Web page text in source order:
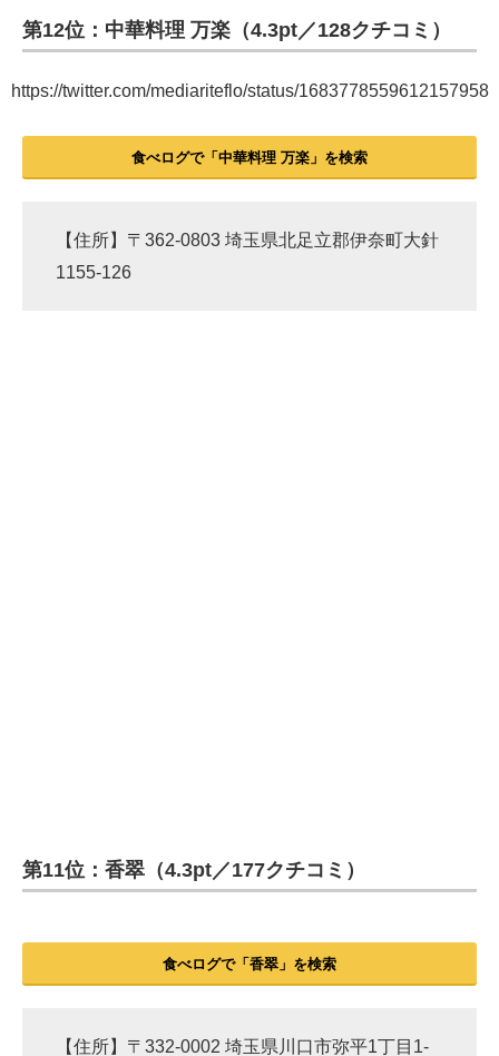
第12位：中華料理 万楽（4.3pt／128クチコミ）
https://twitter.com/mediariteflo/status/1683778559612157958
食べログで「中華料理 万楽」を検索
【住所】〒362-0803 埼玉県北足立郡伊奈町大針
1155-126
第11位：香翠（4.3pt／177クチコミ）
食べログで「香翠」を検索
【住所】〒332-0002 埼玉県川口市弥平1丁目1-